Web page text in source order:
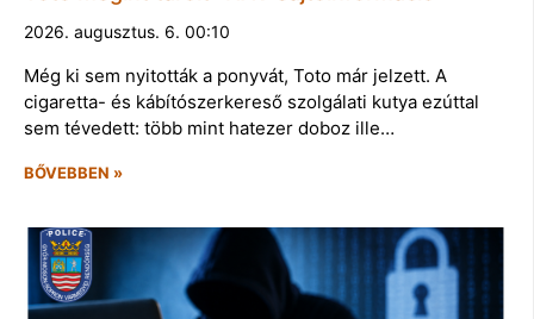
2026. augusztus. 6. 00:10
Még ki sem nyitották a ponyvát, Toto már jelzett. A
cigaretta- és kábítószerkereső szolgálati kutya ezúttal
sem tévedett: több mint hatezer doboz ille…
BŐVEBBEN »